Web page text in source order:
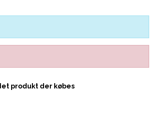
produkt der købes